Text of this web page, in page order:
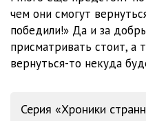
013
014
016
чем они смогут
победили!» Да и за
присматривать стоит, а
вернуться-то некуда
Серия «Хроники